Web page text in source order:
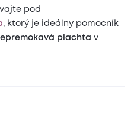
pod
, ktorý je ideálny pomocník
plachta v